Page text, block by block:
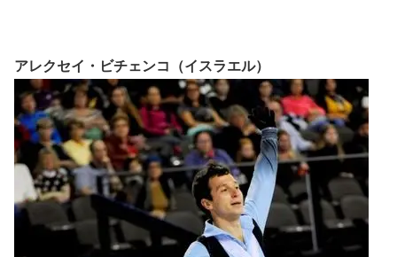
アレクセイ・ビチェンコ（イスラエル）